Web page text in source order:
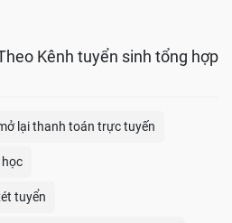
Kênh tuyển sinh tổng hợp
lại thanh toán trực tuyến
học
tuyển